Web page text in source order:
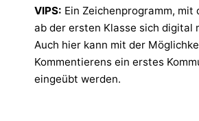
VIPS: Ein Zeichenprogramm,
ab der ersten Klasse sich digital
Auch hier kann mit der
Kommentierens ein erstes
eingeübt werden.